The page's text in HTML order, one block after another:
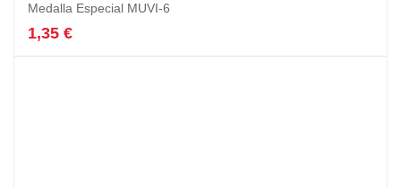
Medalla Especial MUVI-6
1,35 €